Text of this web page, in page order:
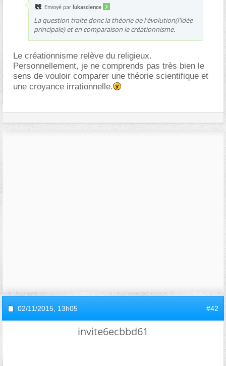
Envoyé par lukascience
La question traite donc la théorie de l'évolution(l'idée
principale) et en comparaison le créationnisme.
Le créationnisme relève du religieux.
Personnellement, je ne comprends pas très bien le
sens de vouloir comparer une théorie scientifique et
une croyance irrationnelle.
02/11/2015, 13h05 #42
invite6ecbbd61